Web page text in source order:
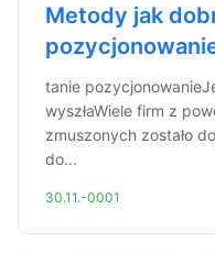
Metody jak
tanie
wyszłaWiele firm z
zmuszonych zostało
do...
30.11.-0001